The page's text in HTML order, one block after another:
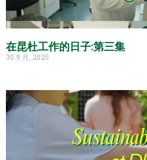
在昆杜工作的日子:第三集
30 9 月, 2025